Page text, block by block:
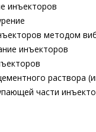
инъекторов
методом
инъекторов
раствора
части